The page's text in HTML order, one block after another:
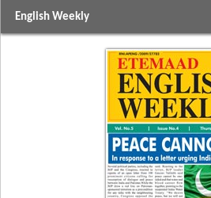
English Weekly